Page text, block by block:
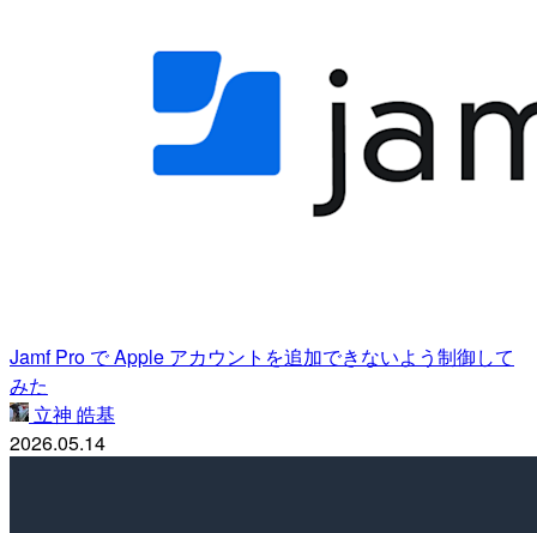
Jamf Pro で Apple アカウントを追加できないよう制御して
みた
立神 皓基
2026.05.14